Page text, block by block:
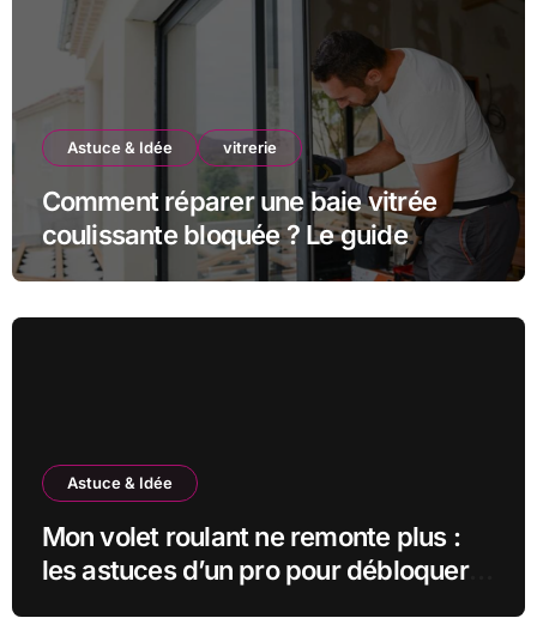
Astuce & Idée vitrerie
Comment réparer une baie vitrée
coulissante bloquée ? Le guide
complet
Astuce & Idée
Mon volet roulant ne remonte plus :
les astuces d’un pro pour débloquer